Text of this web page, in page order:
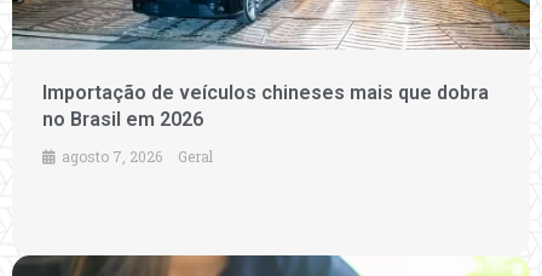
Importação de veículos chineses mais que dobra
no Brasil em 2026
agosto 7, 2026 Geral